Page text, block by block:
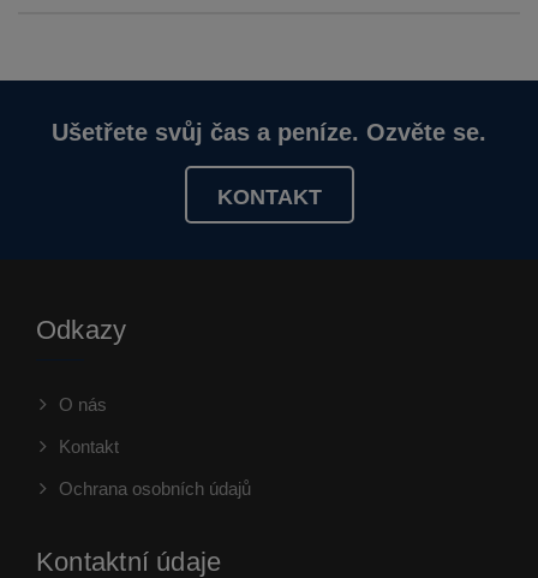
Ušetřete svůj čas a peníze. Ozvěte se.
KONTAKT
Odkazy
O nás
Kontakt
Ochrana osobních údajů
Kontaktní údaje